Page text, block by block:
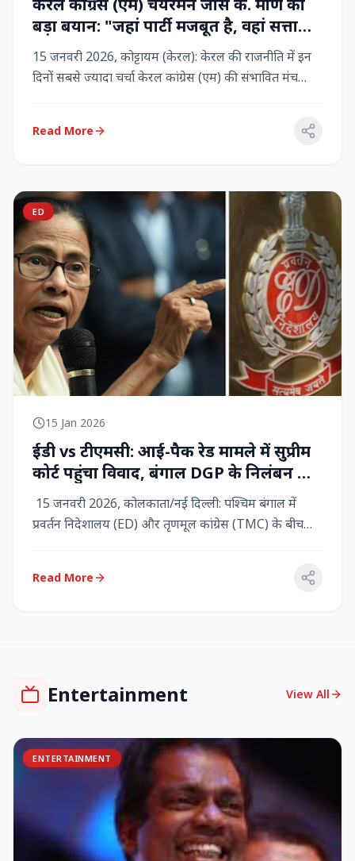
बड़ा बयान: "जहां पार्टी मजबूत है, वहां सत्ता
बनी रहेगी" – LDF के साथ बने रहने पर जोर
15 जनवरी 2026, कोट्टायम (केरल): केरल की राजनीति में इन
दिनों सबसे ज्यादा चर्चा केरल कांग्रेस (एम) की संभावित मंच
Read More
ED
15 Jan 2026
ईडी vs टीएमसी: आई-पैक रेड मामले में सुप्रीम
कोर्ट पहुंचा विवाद, बंगाल DGP के निलंबन की
मांग, कलकत्ता हाईकोर्ट में CBI छापेमारी
15 जनवरी 2026, कोलकाता/नई दिल्ली: पश्चिम बंगाल में
प्रवर्तन निदेशालय (ED) और तृणमूल कांग्रेस (TMC) के बीच
Read More
Entertainment View All
ENTERTAINMENT